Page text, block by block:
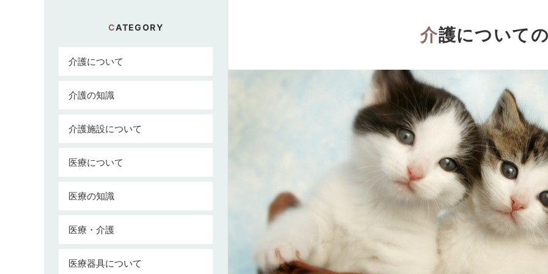
介護について
CATEGORY
介護について
介護の知識
介護施設について
医療について
医療の知識
医療・介護
医療器具について